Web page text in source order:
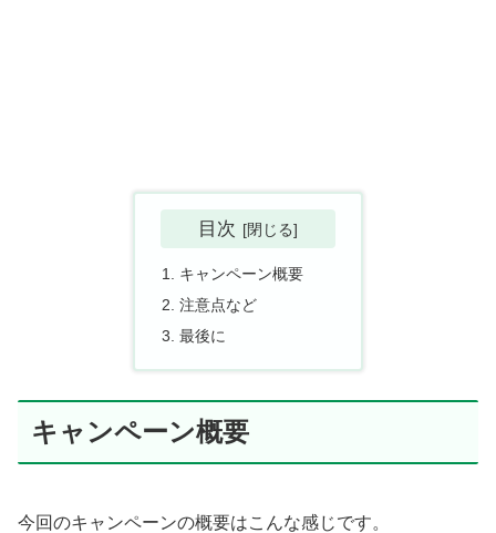
目次
キャンペーン概要
注意点など
最後に
キャンペーン概要
今回のキャンペーンの概要はこんな感じです。